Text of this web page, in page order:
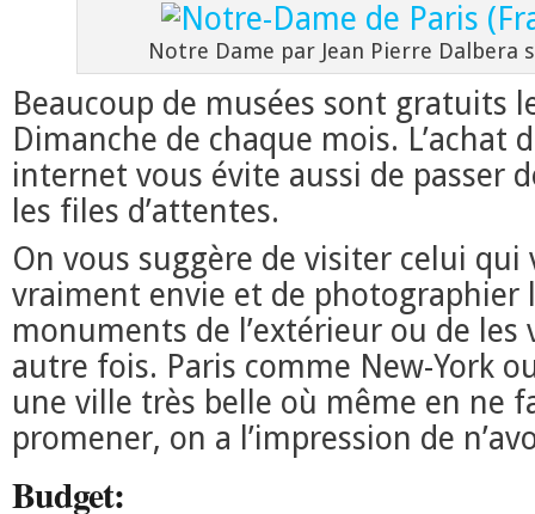
Notre Dame par Jean Pierre Dalbera
Beaucoup de musées sont gratuits
Dimanche de chaque mois. L’achat
internet vous évite aussi de passer
les files d’attentes.
On vous suggère de visiter celui qui
vraiment envie et de photographier
monuments de l’extérieur ou de les
autre fois. Paris comme New-York
une ville très belle où même en ne
promener, on a l’impression de
Budget: